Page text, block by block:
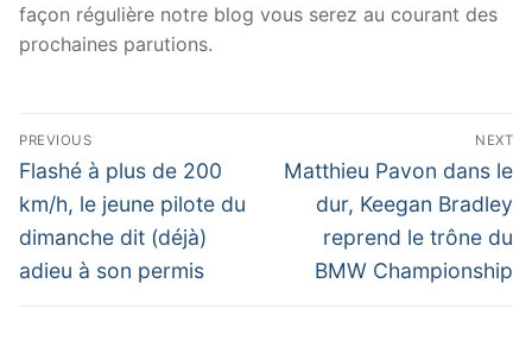
façon régulière notre blog vous serez au courant des
prochaines parutions.
Navigation
de
l’article
PREVIOUS
Previous
post:
Flashé à plus de 200
km/h, le jeune pilote du
dimanche dit (déjà)
adieu à son permis
NEXT
Next
post:
Matthieu Pavon dans le
dur, Keegan Bradley
reprend le trône du
BMW Championship